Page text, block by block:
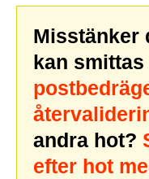
Misstänker
kan smittas
andra hot?
efter hot